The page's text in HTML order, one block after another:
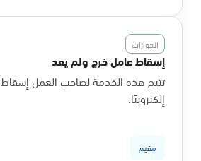
الجوازات
إسقاط عامل خرج ولم يعد
تتيح هذه الخدمة لصاحب العمل
إلكترونيًا.
مقيم